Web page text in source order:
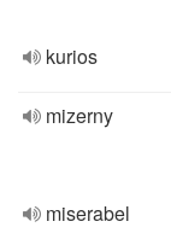
kurios
mizerny
miserabel